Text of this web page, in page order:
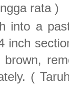
rata )
into a
inch
(